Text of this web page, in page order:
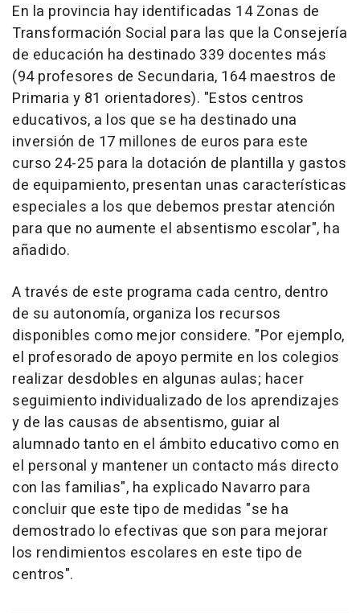
En la provincia hay identificadas 14 Zonas de
Transformación Social para las que la Consejería
de educación ha destinado 339 docentes más
(94 profesores de Secundaria, 164 maestros de
Primaria y 81 orientadores). "Estos centros
educativos, a los que se ha destinado una
inversión de 17 millones de euros para este
curso 24-25 para la dotación de plantilla y gastos
de equipamiento, presentan unas características
especiales a los que debemos prestar atención
para que no aumente el absentismo escolar", ha
añadido.
A través de este programa cada centro, dentro
de su autonomía, organiza los recursos
disponibles como mejor considere. "Por ejemplo,
el profesorado de apoyo permite en los colegios
realizar desdobles en algunas aulas; hacer
seguimiento individualizado de los aprendizajes
y de las causas de absentismo, guiar al
alumnado tanto en el ámbito educativo como en
el personal y mantener un contacto más directo
con las familias", ha explicado Navarro para
concluir que este tipo de medidas "se ha
demostrado lo efectivas que son para mejorar
los rendimientos escolares en este tipo de
centros".